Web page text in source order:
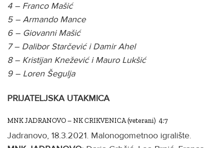
4 – Franco Mašić
5 – Armando Mance
6 – Giovanni Mašić
7 – Dalibor Starčević i Damir Ahel
8 – Kristijan Knežević i Mauro Lukšić
9 – Loren Šegulja
PRIJATELJSKA UTAKMICA
MNK JADRANOVO – NK CRIKVENICA (veterani) 4:7
Jadranovo, 18.3.2021. Malonogometnoo igralište.